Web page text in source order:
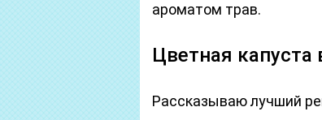
ароматом трав.
Цветная капуста
Рассказываю лучший